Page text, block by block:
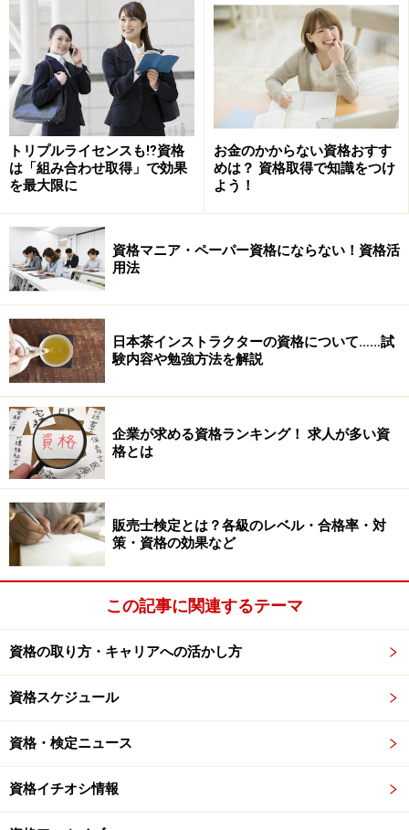
トリプルライセンスも⁉資格
は「組み合わせ取得」で効果
を最大限に
お金のかからない資格おすす
めは？ 資格取得で知識をつけ
よう！
資格マニア・ペーパー資格にならない！資格活
用法
日本茶インストラクターの資格について……試
験内容や勉強方法を解説
企業が求める資格ランキング！ 求人が多い資
格とは
販売士検定とは？各級のレベル・合格率・対
策・資格の効果など
この記事に関連するテーマ
資格の取り方・キャリアへの活かし方
資格スケジュール
資格・検定ニュース
資格イチオシ情報